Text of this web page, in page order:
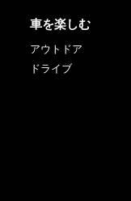
車を楽しむ
アウトドア
ドライブ